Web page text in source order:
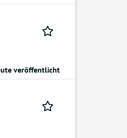
veröffentlicht